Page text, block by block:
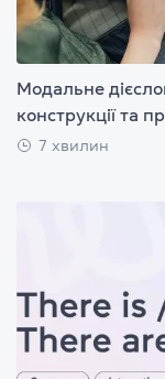
Модальне
конструкції та
7 хвилин